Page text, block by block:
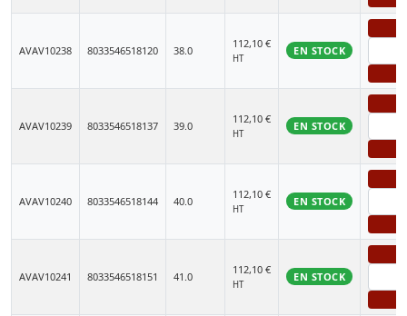
AVAV10238 8033546518120 38.0
112,10 €
HT
EN STOCK
AVAV10239 8033546518137 39.0
112,10 €
HT
EN STOCK
AVAV10240 8033546518144 40.0
112,10 €
HT
EN STOCK
AVAV10241 8033546518151 41.0
112,10 €
HT
EN STOCK